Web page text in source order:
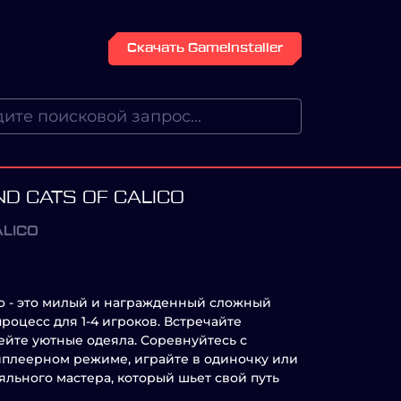
Скачать GameInstaller
CATS OF CALICO
- это милый и награжденный сложный
для 1-4 игроков. Встречайте
уютные одеяла. Соревнуйтесь с
режиме, играйте в одиночку или
мастера, который шьет свой путь